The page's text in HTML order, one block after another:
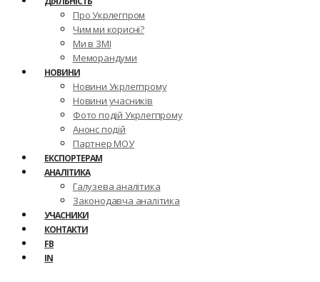
Про Укрлегпром
Чим ми корисні?
Ми в ЗМІ
Меморандуми
НОВИНИ
Новини Укрлегпрому
Новини учасників
Фото подій Укрлегпрому
Анонс подій
Партнер МОУ
ЕКСПОРТЕРАМ
АНАЛІТИКА
Галузева аналітика
Законодавча аналітика
УЧАСНИКИ
КОНТАКТИ
FB
IN